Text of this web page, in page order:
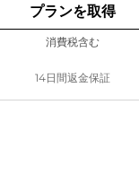
プランを取得
14日間返金保証
消費税含む